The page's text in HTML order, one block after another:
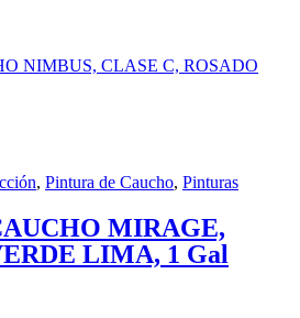
NIMBUS, CLASE C, ROSADO
, Pintura de Caucho, Pinturas
MIRAGE,
LIMA, 1 Gal